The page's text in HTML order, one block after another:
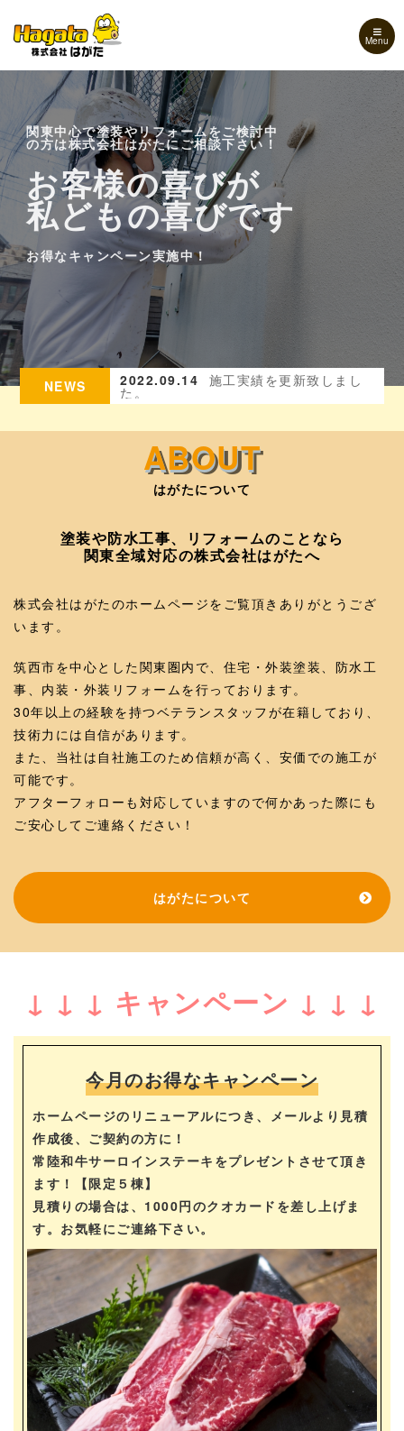
Menu
お得なキャンペーン実施中！
お客様の喜びが
私どもの喜びです
関東中心で塗装やリフォームをご検討中
の方は株式会社はがたにご相談下さい！
お得なキャンペーン実施中！
お客様の喜びが
私どもの喜びです
お得なキャンペーン実施中！
お客様の喜びが
私どもの喜びです
NEWS
更新致しまし 2022.09.14 施工実績を更新致しまし
た。
はがたについて
塗装や防水工事、リフォームのことなら
関東全域対応の株式会社はがたへ
株式会社はがたのホームページをご覧頂きありがとうござ
います。
筑西市を中心とした関東圏内で、住宅・外装塗装、防水工
事、内装・外装リフォームを行っております。
30年以上の経験を持つベテランスタッフが在籍しており、
技術力には自信があります。
また、当社は自社施工のため信頼が高く、安価での施工が
可能です。
アフターフォローも対応していますので何かあった際にも
ご安心してご連絡ください！
はがたについて
↓ ↓ ↓ キャンペーン ↓ ↓ ↓
今月のお得なキャンペーン
ホームページのリニューアルにつき、メールより見積
作成後、ご契約の方に！
常陸和牛サーロインステーキをプレゼントさせて頂き
ます！【限定５棟】
見積りの場合は、1000円のクオカードを差し上げま
す。お気軽にご連絡下さい。